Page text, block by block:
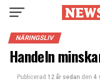
NÄRINGSLIV
Handeln
Publicerad 12 år sedan den 4